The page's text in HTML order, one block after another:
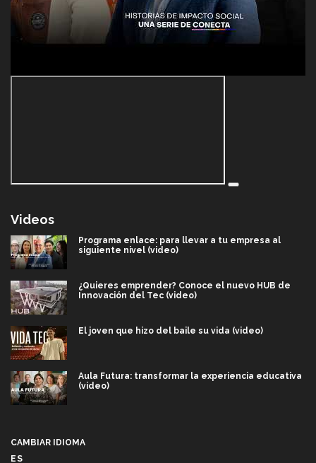
Videos
Programa enlace: para llevar a tu empresa al
siguiente nivel (video)
¿Quieres emprender? Conoce el nuevo HUB de
Innovación del Tec (video)
El joven que hizo del baile su vida (video)
Aula Futura: transformar la experiencia educativa
(video)
CAMBIAR IDIOMA
ES